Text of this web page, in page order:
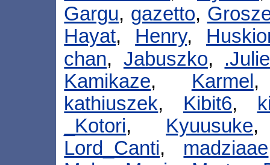
Gargu, gazetto,
Hayat, Henry,
chan, Jabuszko,
Kamikaze, Karmel
kathiuszek, Kibit6,
_Kotori, Kyuusuke
Lord_Canti, madziaae